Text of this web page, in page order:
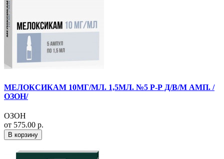
МЕЛОКСИКАМ 10МГ/МЛ. 1,5МЛ. №5 Р-Р Д/В/М АМП. /
ОЗОН/
ОЗОН
от 575.00 р.
В корзину